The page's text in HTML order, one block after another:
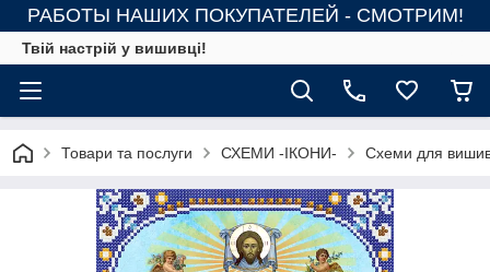
РАБОТЫ НАШИХ ПОКУПАТЕЛЕЙ - СМОТРИМ!
Твій настрій у вишивці!
Товари та послуги СХЕМИ -ІКОНИ- Схеми для